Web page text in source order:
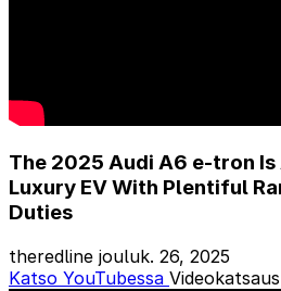
The 2025 Audi A6 e-tron
Luxury EV With Plentiful
Duties
theredline jouluk. 26, 2025
Katso YouTubessa Videokatsaus